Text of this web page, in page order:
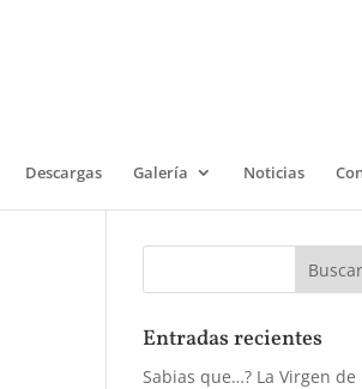
Descargas Galería Noticias
Entradas recientes
Sabias que…? La Virgen de